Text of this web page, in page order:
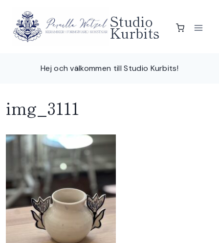
content
Studio
Kurbits
Hej och välkommen till Studio Kurbits!
img_3111